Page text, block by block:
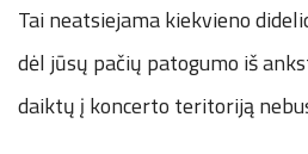
Tai neatsiejama kiekvieno
dėl jūsų pačių patogumo iš
daiktų į koncerto teritoriją